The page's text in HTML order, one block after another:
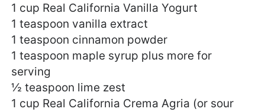
1 cup Real California Vanilla Yogurt
1 teaspoon vanilla extract
1 teaspoon cinnamon powder
1 teaspoon maple syrup plus more for
serving
½ teaspoon lime zest
1 cup Real California Crema Agria (or sour